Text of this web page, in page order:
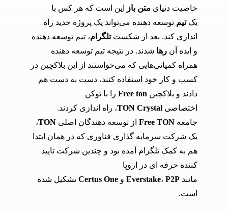
خاصیت دنیای متن باز
این است که هر کس با
یکتیم توسعه دهنده می‌تواند یک پروژه جدید راه
اندازی کند. بعد از شکستتلگرام، تیم توسعه دهنده
و ایده آن رها شدند. در نتیجه تیم توسعه دهنده
همراه کمپانی‌هایی که می‌خواستند از این بلاکچین در
کسب و کار خود استفاده کنند، دست به دست هم
دادند و بلاکچین Free tonرا با توکن
اختصاصی TON Crystal، راه اندازی کردند.
جامعه Free TONاز توسعه دهندگان اصلی TON،
یک شرکت سرمایه گذاری فناوری که در همان ابتدا
هم به کمک تلگرام آمده بود و چندین شرکت تایید
کننده حرفه ای در اروپا
مانند
Everstake،P2P و Certus Oneتشکیل شده
است.